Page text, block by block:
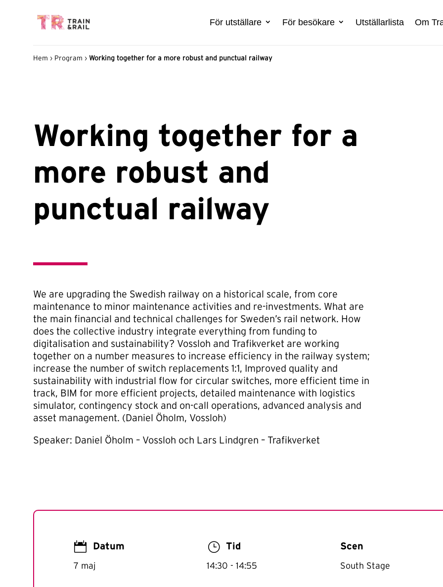
För utställare För besökare Utställarlista Om
Hem › Program › Working together for a more robust and punctual railway
Working together for a
more robust and
punctual railway
We are upgrading the Swedish railway on a historical scale, from core
maintenance to minor maintenance activities and re-investments. What are
the main financial and technical challenges for Sweden’s rail network. How
does the collective industry integrate everything from funding to
digitalisation and sustainability? Vossloh and Trafikverket are working
together on a number measures to increase efficiency in the railway system;
increase the number of switch replacements 1:1, Improved quality and
sustainability with industrial flow for circular switches, more efficient time in
track, BIM for more efficient projects, detailed maintenance with logistics
simulator, contingency stock and on-call operations, advanced analysis and
asset management. (Daniel Öholm, Vossloh)
Speaker: Daniel Öholm – Vossloh och Lars Lindgren – Trafikverket
 Datum
7 maj
} Tid
14:30 - 14:55
Scen
South Stage